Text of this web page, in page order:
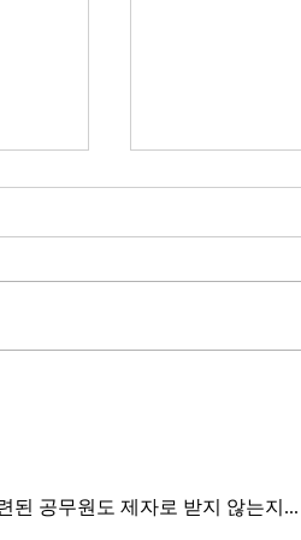
후
가
, 폐
자
내
무엇이 AI 강
정부가 AI G3를
거다. 그런데 AI
된 공무원도 제자로 받지 않는지...